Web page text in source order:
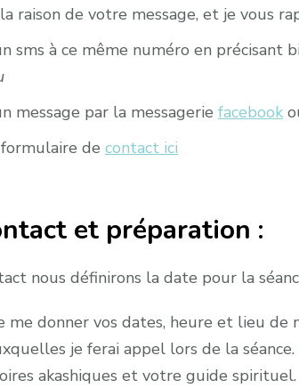
raison de votre message, et je vous
sms à ce même numéro en précisant
message par la messagerie facebook
de contact ici
et préparation :
nous définirons la date pour la
me donner vos dates, heure et lieu de
je ferai appel lors de la séance.
akashiques et votre guide spirituel.